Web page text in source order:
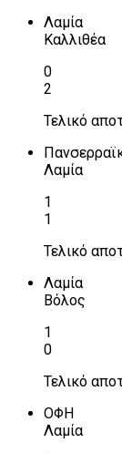
Λαμία
Καλλιθέα
0
2
Τελικό
Λαμία
1
1
Τελικό
Λαμία
Βόλος
1
0
Τελικό
ΟΦΗ
Λαμία